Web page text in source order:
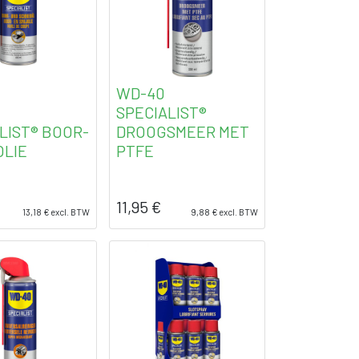
BOOR-
13,18 € excl. BTW
WD-40
SPECIALIST®
DROOGSMEER MET
PTFE
11,95 € 9,88 € excl. BTW